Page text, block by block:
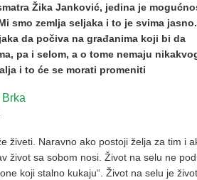
Žika Janković, jedina je
smo zemlja seljaka i to je svima
da počiva na građanima koji bi da
pa i selom, a o tome nemaju
i to će se morati promeniti
živeti. Naravno ako postoji želja za tim i
život sa sobom nosi. Život na selu ne
koji stalno kukaju“. Život na selu je život